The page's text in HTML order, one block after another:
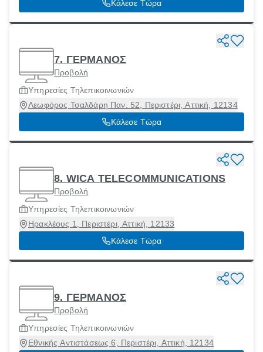
Κάλεσε Τώρα
7. ΓΕΡΜΑΝΟΣ
Προβολή
Υπηρεσίες Τηλεπικοινωνιών
Λεωφόρος Τσαλδάρη Παν. 52, Περιστέρι, Αττική, 12134
Κάλεσε Τώρα
8. WICA TELECOMMUNICATIONS
Προβολή
Υπηρεσίες Τηλεπικοινωνιών
Ηρακλέους 1, Περιστέρι, Αττική, 12133
Κάλεσε Τώρα
9. ΓΕΡΜΑΝΟΣ
Προβολή
Υπηρεσίες Τηλεπικοινωνιών
Εθνικής Αντιστάσεως 6, Περιστέρι, Αττική, 12134